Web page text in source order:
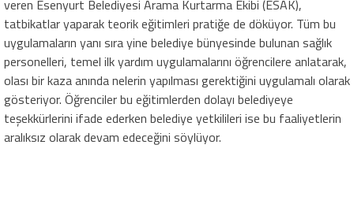
veren Esenyurt Belediyesi Arama Kurtarma Ekibi (ESAK),
tatbikatlar yaparak teorik eğitimleri pratiğe de döküyor. Tüm bu
uygulamaların yanı sıra yine belediye bünyesinde bulunan sağlık
personelleri, temel ilk yardım uygulamalarını öğrencilere anlatarak,
olası bir kaza anında nelerin yapılması gerektiğini uygulamalı olarak
gösteriyor. Öğrenciler bu eğitimlerden dolayı belediyeye
teşekkürlerini ifade ederken belediye yetkilileri ise bu faaliyetlerin
aralıksız olarak devam edeceğini söylüyor.